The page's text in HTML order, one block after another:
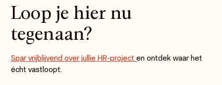
Loop je hier nu
tegenaan?
Spar vrijblijvend over jullie HR-projecten ontdek waar het
écht vastloopt.